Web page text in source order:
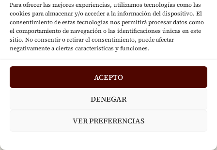
Para ofrecer las mejores experiencias, utilizamos tecnologías como las
cookies para almacenar y/o acceder a la información del dispositivo. El
consentimiento de estas tecnologías nos permitirá procesar datos como
el comportamiento de navegación o las identificaciones únicas en este
sitio. No consentir o retirar el consentimiento, puede afectar
negativamente a ciertas características y funciones.
ACEPTO
DENEGAR
VER PREFERENCIAS
producen por la alternancia de las
estaciones verano-invierno. Durante la
época de lluvias se produce un
engrosamiento importante, dando lugar a
la zona blanda de la fibra y en los periodos
secos se realiza un crecimiento muy
escaso, dando lugar a la parte dura. Esa
que se observa cuando podemos ver el